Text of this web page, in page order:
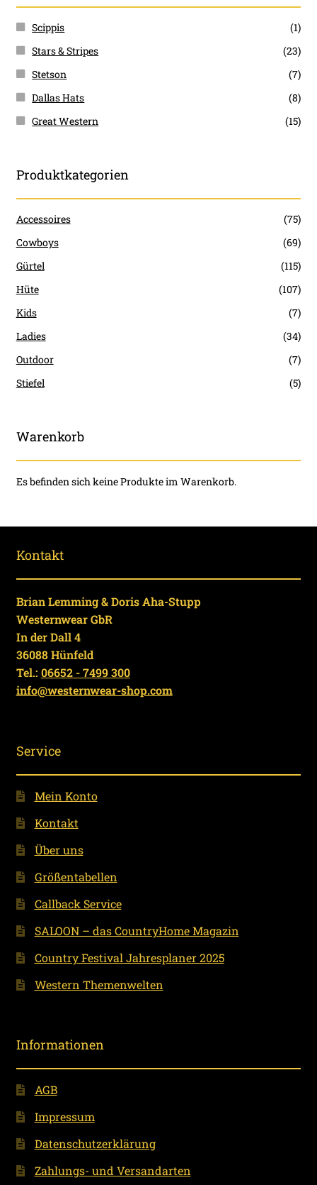
Scippis
(1)
Stars & Stripes
(23)
Stetson
(7)
Dallas Hats
(8)
Great Western
(15)
Produktkategorien
Accessoires
(75)
Cowboys
(69)
Gürtel
(115)
Hüte
(107)
Kids
(7)
Ladies
(34)
Outdoor
(7)
Stiefel
(5)
Warenkorb
Es befinden sich keine Produkte im Warenkorb.
Kontakt
Brian Lemming & Doris Aha-Stupp
Westernwear GbR
In der Dall 4
36088 Hünfeld
Tel.: 06652 - 7499 300
info@westernwear-shop.com
Service
Mein Konto
Kontakt
Über uns
Größentabellen
Callback Service
SALOON – das CountryHome Magazin
Country Festival Jahresplaner 2025
Western Themenwelten
Informationen
AGB
Impressum
Datenschutzerklärung
Zahlungs- und Versandarten